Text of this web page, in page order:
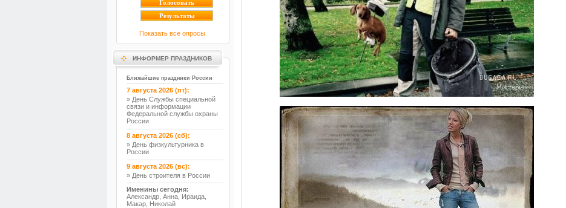
Показать все опросы
ИНФОРМЕР ПРАЗДНИКОВ
Ближайшие праздники России
7 августа 2026 (пт):
» День Службы специальной
связи и информации
Федеральной службы охраны
России
8 августа 2026 (сб):
» День физкультурника в
России
9 августа 2026 (вс):
» День строителя в России
Именины сегодня:
Александр, Анна, Ираида,
Макар, Николай